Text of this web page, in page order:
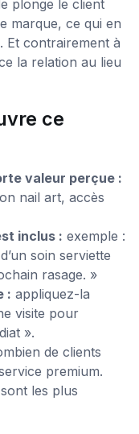
plonge le client
marque, ce qui en
Et contrairement à
la relation au lieu
ce
valeur perçue :
nail art, accès
inclus : exemple :
soin serviette
rasage. »
: appliquez-la
visite pour
».
de clients
premium.
les plus